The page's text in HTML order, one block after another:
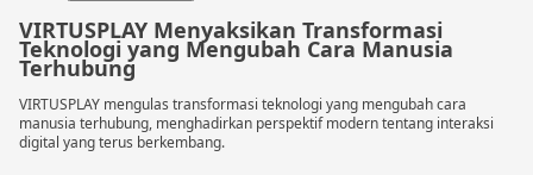
VIRTUSPLAY Menyaksikan Transformasi
Teknologi yang Mengubah Cara Manusia
Terhubung
VIRTUSPLAY mengulas transformasi teknologi yang mengubah cara
manusia terhubung, menghadirkan perspektif modern tentang interaksi
digital yang terus berkembang.